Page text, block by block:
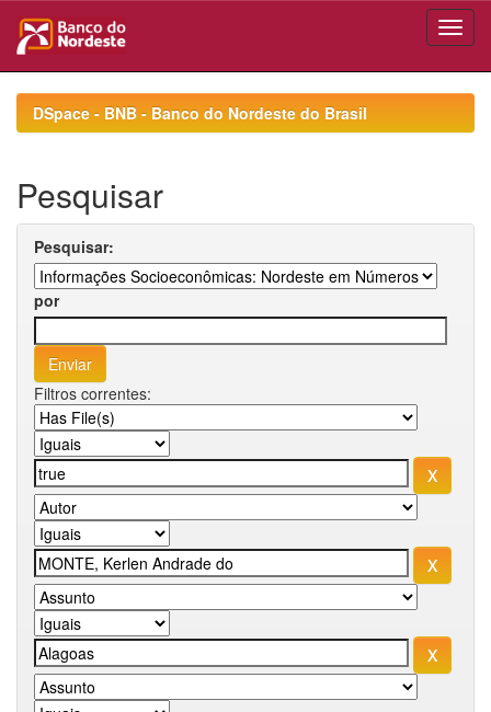
navigationDSpace - BNB - Banco do Nordeste do Brasil
Pesquisar
Pesquisar:
por
Filtros correntes: